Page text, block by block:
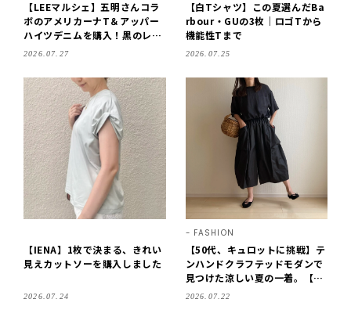
【LEEマルシェ】五明さんコラ
ボのアメリカーナT＆アッパー
ハイツデニムを購入！黒のレー
ススカートを重ねて着てみまし
2026.07.27
【白Tシャツ】この夏選んだBa
rbour・GUの3枚｜ロゴTから
機能性Tまで
2026.07.25
【IENA】1枚で決まる、きれい
見えカットソーを購入しました
2026.07.24
FASHION
【50代、キュロットに挑戦】テ
ンハンドクラフテッドモダンで
見つけた涼しい夏の一着。【LE
E DAYS club tanpopo】
2026.07.22